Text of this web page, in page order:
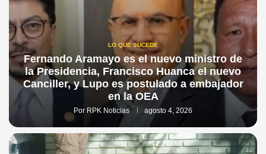
LO QUE SUCEDE
Fernando Aramayo es el nuevo ministro de
la Presidencia, Francisco Huanca el nuevo
Canciller, y Lupo es postulado a embajador
en la OEA
Por RPK Noticias agosto 4, 2026